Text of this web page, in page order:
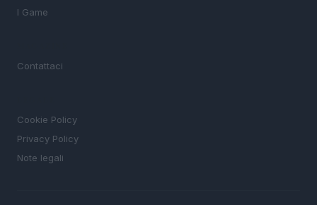
I Game
Contattaci
Cookie Policy
Privacy Policy
Note legali